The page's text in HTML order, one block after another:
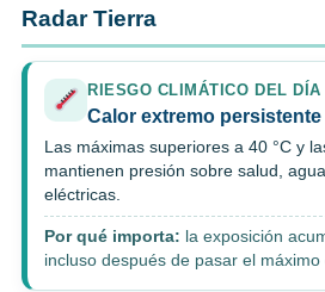
Radar Tierra
RIESGO CLIMÁTICO DEL DÍA
Calor extremo
Las máximas superiores a 40 °C y
mantienen presión sobre salud,
eléctricas.
Por qué importa: la exposición
incluso después de pasar el máximo